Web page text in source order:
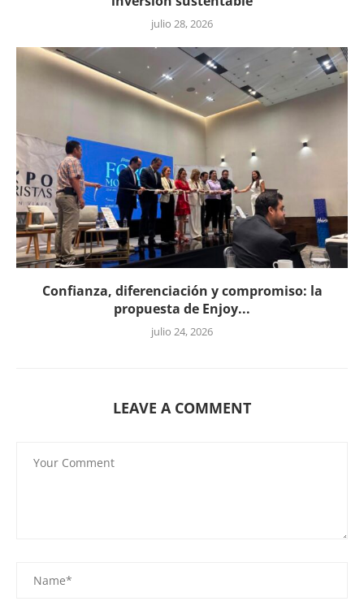
julio 28, 2026
Confianza, diferenciación y compromiso: la
propuesta de Enjoy...
julio 24, 2026
LEAVE A COMMENT